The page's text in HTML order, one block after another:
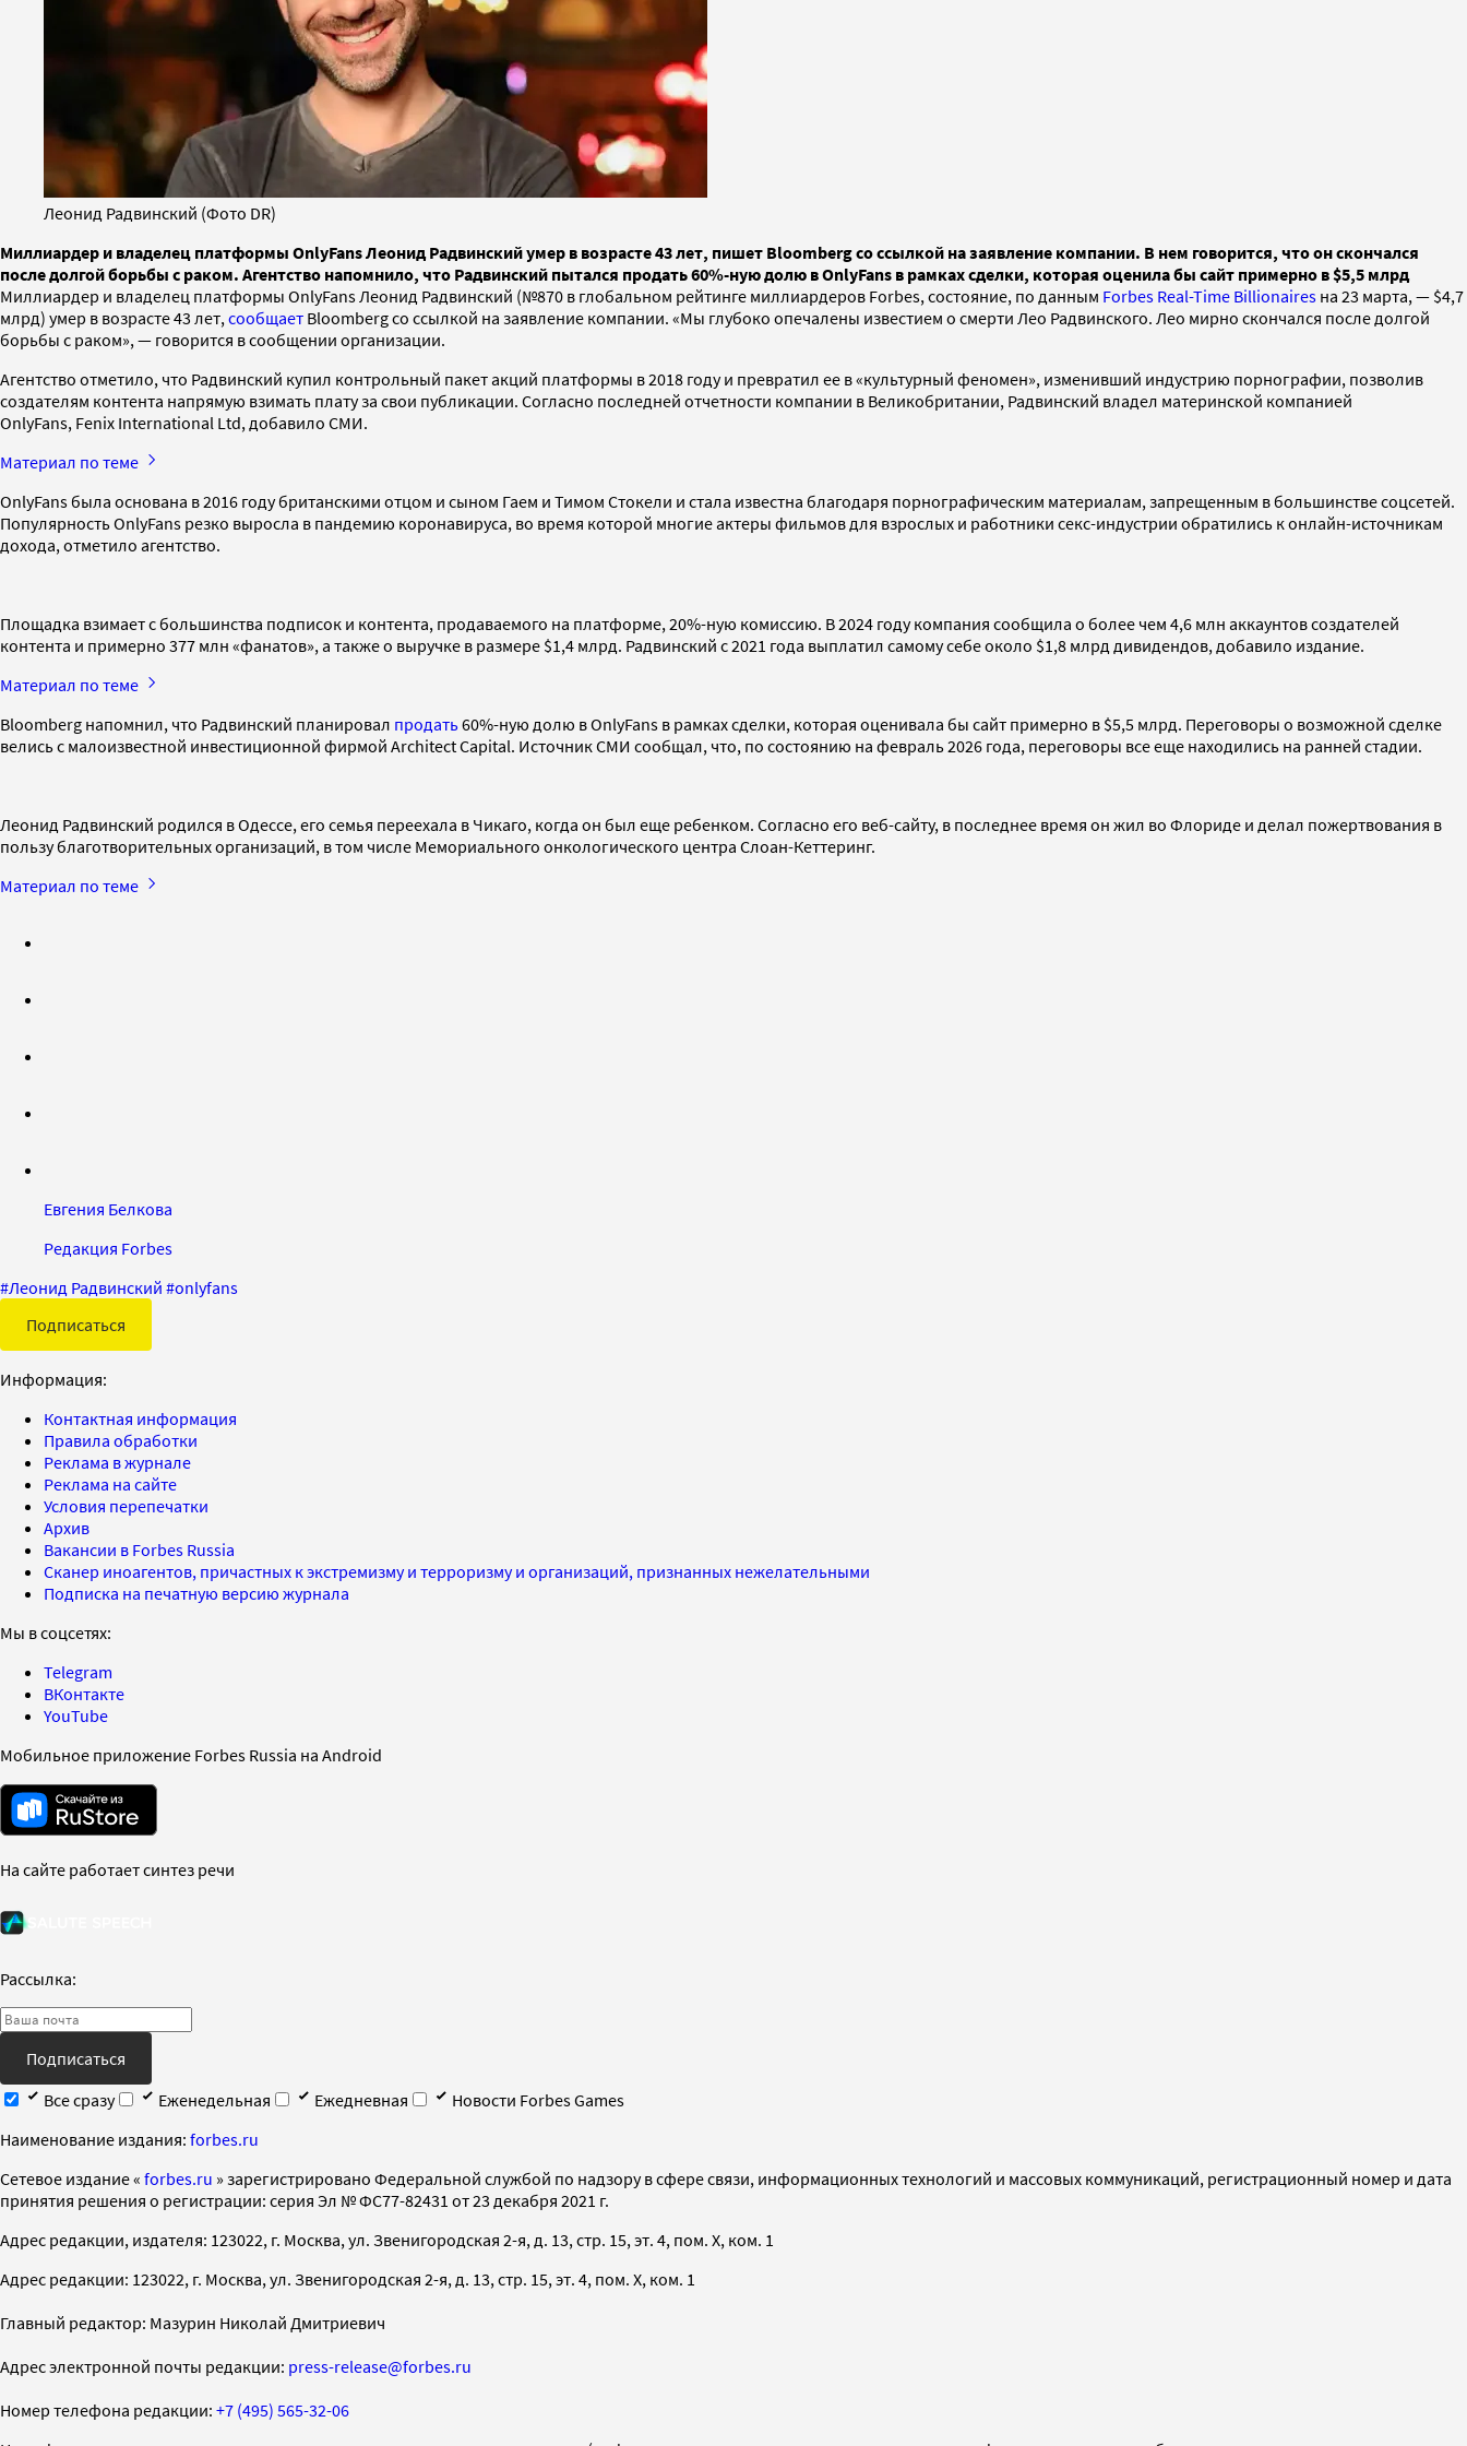
Леонид Радвинский (Фото DR)
Миллиардер и владелец платформы OnlyFans Леонид Радвинский умер в возрасте 43 лет, пишет Bloomberg со ссылкой на заявление компании. В нем говорится, что он скончался
после долгой борьбы с раком. Агентство напомнило, что Радвинский пытался продать 60%-ную долю в OnlyFans в рамках сделки, которая оценила бы сайт примерно в $5,5 млрд
Миллиардер и владелец платформы OnlyFans Леонид Радвинский (№870 в глобальном рейтинге миллиардеров Forbes, состояние, по данным Forbes Real-Time Billionaires на 23 марта, — $4,7
млрд) умер в возрасте 43 лет, сообщает Bloomberg со ссылкой на заявление компании. «Мы глубоко опечалены известием о смерти Лео Радвинского. Лео мирно скончался после долгой
борьбы с раком», — говорится в сообщении организации.
Агентство отметило, что Радвинский купил контрольный пакет акций платформы в 2018 году и превратил ее в «культурный феномен», изменивший индустрию порнографии, позволив
создателям контента напрямую взимать плату за свои публикации. Согласно последней отчетности компании в Великобритании, Радвинский владел материнской компанией
OnlyFans, Fenix International Ltd, добавило СМИ.
Материал по теме
OnlyFans была основана в 2016 году британскими отцом и сыном Гаем и Тимом Стокели и стала известна благодаря порнографическим материалам, запрещенным в большинстве соцсетей.
Популярность OnlyFans резко выросла в пандемию коронавируса, во время которой многие актеры фильмов для взрослых и работники секс-индустрии обратились к онлайн-источникам
дохода, отметило агентство.
Площадка взимает с большинства подписок и контента, продаваемого на платформе, 20%-ную комиссию. В 2024 году компания сообщила о более чем 4,6 млн аккаунтов создателей
контента и примерно 377 млн «фанатов», а также о выручке в размере $1,4 млрд. Радвинский с 2021 года выплатил самому себе около $1,8 млрд дивидендов, добавило издание.
Материал по теме
Bloomberg напомнил, что Радвинский планировал продать60%-ную долю в OnlyFans в рамках сделки, которая оценивала бы сайт примерно в $5,5 млрд. Переговоры о возможной сделке
велись с малоизвестной инвестиционной фирмой Architect Capital. Источник СМИ сообщал, что, по состоянию на февраль 2026 года, переговоры все еще находились на ранней стадии.
Леонид Радвинский родился в Одессе, его семья переехала в Чикаго, когда он был еще ребенком. Согласно его веб-сайту, в последнее время он жил во Флориде и делал пожертвования в
пользу благотворительных организаций, в том числе Мемориального онкологического центра Слоан-Кеттеринг.
Материал по теме
Евгения Белкова
Редакция Forbes
#Леонид Радвинский #onlyfans
Подписаться
Информация:
Контактная информация
Правила обработки
Реклама в журнале
Реклама на сайте
Условия перепечатки
Архив
Вакансии в Forbes Russia
Сканер иноагентов, причастных к экстремизму и терроризму и организаций, признанных нежелательными
Подписка на печатную версию журнала
Мы в соцсетях:
Telegram
ВКонтакте
YouTube
Мобильное приложение Forbes Russia на Android
На сайте работает синтез речи
Рассылка:
Подписаться
Все сразу
Еженедельная Ежедневная
Новости Forbes Games
Наименование издания: forbes.ru
Cетевое издание « forbes.ru » зарегистрировано Федеральной службой по надзору в сфере связи, информационных технологий и массовых коммуникаций, регистрационный номер и дата
принятия решения о регистрации: серия Эл № ФС77-82431 от 23 декабря 2021 г.
Адрес редакции, издателя: 123022, г. Москва, ул. Звенигородская 2-я, д. 13, стр. 15, эт. 4, пом. X, ком. 1
Адрес редакции: 123022, г. Москва, ул. Звенигородская 2-я, д. 13, стр. 15, эт. 4, пом. X, ком. 1
Главный редактор: Мазурин Николай Дмитриевич
Адрес электронной почты редакции: press-release@forbes.ru
Номер телефона редакции: +7 (495) 565-32-06